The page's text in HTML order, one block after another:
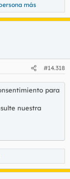
más
#14.318
para
nuestra